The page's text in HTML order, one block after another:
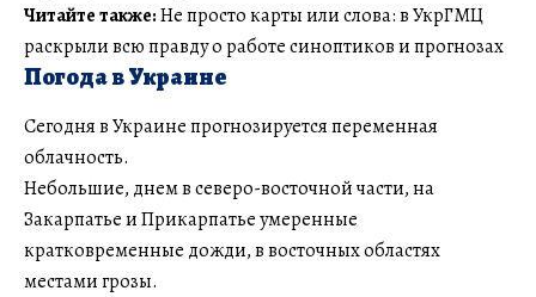
Читайте также:Не просто карты или слова: в УкрГМЦ
раскрыли всю правду о работе синоптиков и прогнозах
Погода в Украине
Сегодня в Украине прогнозируется переменная
облачность.
Небольшие, днем в северо-восточной части, на
Закарпатье и Прикарпатье умеренные
кратковременные дожди, в восточных областях
местами грозы.